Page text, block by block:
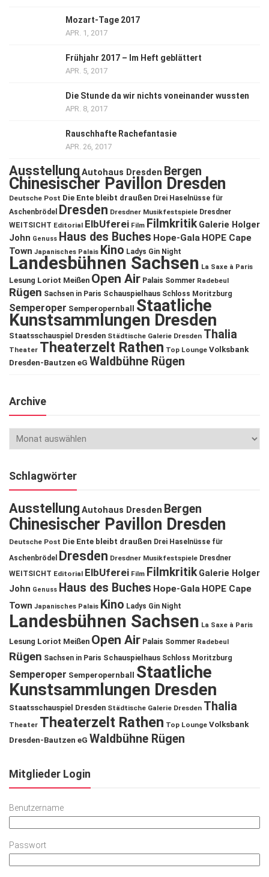
Mozart-Tage 2017
APR. 1, 2017
Frühjahr 2017 – Im Heft geblättert
APR. 5, 2017
Die Stunde da wir nichts voneinander wussten
APR. 8, 2017
Rauschhafte Rachefantasie
APR. 26, 2017
Ausstellung Autohaus Dresden Bergen
Chinesischer Pavillon Dresden
Deutsche Post Die Ente bleibt draußen Drei Haselnüsse für
Aschenbrödel
Dresden Dresdner Musikfestspiele Dresdner
WEITSICHT Editorial ElbUferei Film Filmkritik Galerie Holger
John Genuss Haus des Buches Hope-Gala HOPE Cape
Town Japanisches Palais Kino Ladys Gin Night
Landesbühnen Sachsen La Saxe à Paris
Lesung Loriot Meißen Open Air Palais Sommer Radebeul
Rügen Sachsen in Paris Schauspielhaus Schloss Moritzburg
Semperoper Semperopernball Staatliche
Kunstsammlungen Dresden
Staatsschauspiel Dresden Städtische Galerie Dresden Thalia
Theater Theaterzelt Rathen Top Lounge Volksbank
Dresden-Bautzen eG Waldbühne Rügen
Archive
Schlagwörter
Ausstellung Autohaus Dresden Bergen
Chinesischer Pavillon Dresden
Deutsche Post Die Ente bleibt draußen Drei Haselnüsse für
Aschenbrödel
Dresden Dresdner Musikfestspiele Dresdner
WEITSICHT Editorial ElbUferei Film Filmkritik Galerie Holger
John Genuss Haus des Buches Hope-Gala HOPE Cape
Town Japanisches Palais Kino Ladys Gin Night
Landesbühnen Sachsen La Saxe à Paris
Lesung Loriot Meißen Open Air Palais Sommer Radebeul
Rügen Sachsen in Paris Schauspielhaus Schloss Moritzburg
Semperoper Semperopernball
Staatliche
Kunstsammlungen Dresden
Staatsschauspiel Dresden Städtische Galerie Dresden Thalia
Theater Theaterzelt Rathen Top Lounge Volksbank
Dresden-Bautzen eG Waldbühne Rügen
Mitglieder Login
Benutzername
Passwort